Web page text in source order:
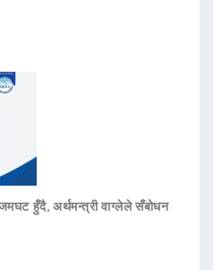
हुँदै, अर्थमन्त्री वाग्लेले सँबोधन